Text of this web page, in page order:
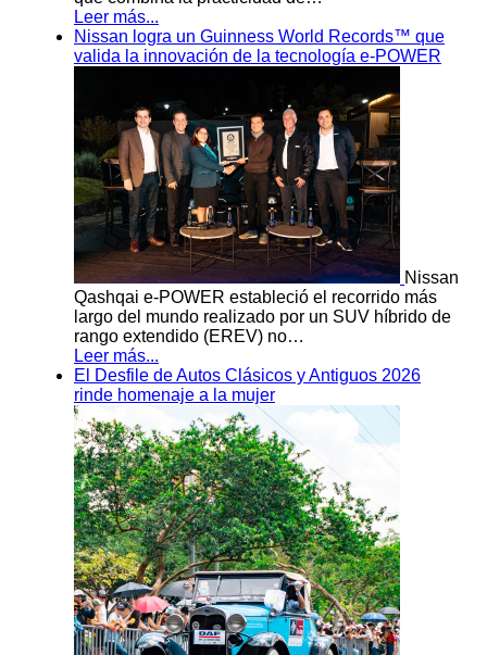
Leer más...
Nissan logra un Guinness World Records™ que
valida la innovación de la tecnología e-POWER
Nissan
Qashqai e-POWER estableció el recorrido más
largo del mundo realizado por un SUV híbrido de
rango extendido (EREV) no…
Leer más...
El Desfile de Autos Clásicos y Antiguos 2026
rinde homenaje a la mujer